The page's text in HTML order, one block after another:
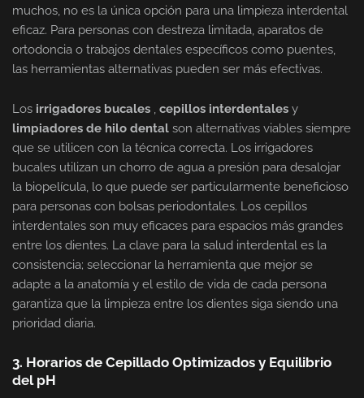
muchos, no es la única opción para una limpieza interdental
eficaz. Para personas con destreza limitada, aparatos de
ortodoncia o trabajos dentales específicos como puentes,
las herramientas alternativas pueden ser más efectivas.
Los irrigadores bucales , cepillos interdentales y
limpiadores de hilo dental son alternativas viables siempre
que se utilicen con la técnica correcta. Los irrigadores
bucales utilizan un chorro de agua a presión para desalojar
la biopelícula, lo que puede ser particularmente beneficioso
para personas con bolsas periodontales. Los cepillos
interdentales son muy eficaces para espacios más grandes
entre los dientes. La clave para la salud interdental es la
consistencia; seleccionar la herramienta que mejor se
adapte a la anatomía y el estilo de vida de cada persona
garantiza que la limpieza entre los dientes siga siendo una
prioridad diaria.
3. Horarios de Cepillado Optimizados y Equilibrio
del pH